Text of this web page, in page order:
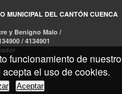
MUNICIPAL DEL CANTÓN CUENCA
y Benigno Malo /
/ 4134901
funcionamiento de
el uso de cookies.
Aceptar